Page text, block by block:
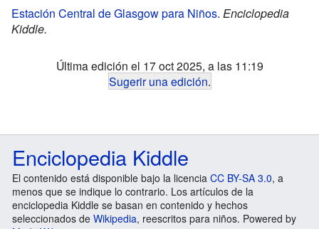
Estación Central de Glasgow para Niños. Enciclopedia
Kiddle.
Última edición el 17 oct 2025, a las 11:19
Sugerir una edición.
Enciclopedia Kiddle
El contenido está disponible bajo la licencia CC BY-SA 3.0, a
menos que se indique lo contrario. Los artículos de la
enciclopedia Kiddle se basan en contenido y hechos
seleccionados de Wikipedia, reescritos para niños. Powered by